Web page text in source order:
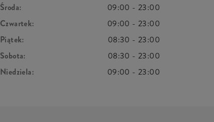
Środa:
09:00 - 23:00
Czwartek:
09:00 - 23:00
Piątek:
08:30 - 23:00
Sobota:
08:30 - 23:00
Niedziela:
09:00 - 23:00